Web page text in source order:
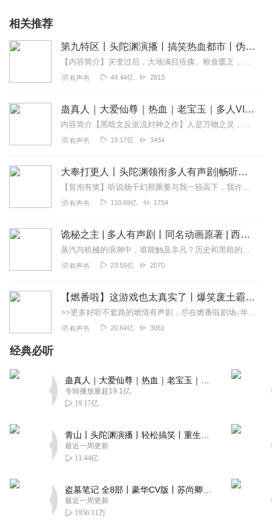
相关推荐
第九特区丨头陀渊演播丨搞笑热血都市丨伪戒丨VIP免费多人有声剧
【内容简介】灾变过后，大地满目疮痍。粮食匮乏，资源紧俏，局势混乱……一位从待规划区杀出来的青年，背对着漫天黄沙，孤身来到九区谋生，却不曾想偶然结识三五好友，一念...
有声书 44.44亿 2813
蛊真人｜大爱仙尊｜热血｜老宝玉｜多人VIP免费有声剧
内容简介【黑暗文反派流封神之作】人是万物之灵，蛊是天地真精。一个穿越者不断重生的故事。一个养蛊、炼蛊、用蛊的奇特世界。配音组（男角色）老宝玉旁白...
有声书 19.17亿 3434
大奉打更人丨头陀渊领衔多人有声剧|畅听全集|王鹤棣、田曦薇主演影视剧原著|卖报小郎君
【冒泡有奖】听说杨千幻那厮要与我一较高下，我许七安要开始装叉了！快进入声音播放页戳下方输入框，冒个泡偷偷告诉我，我要用哪些诗词才能胜过他？说得好的，有赏！202...
有声书 110.69亿 1754
诡秘之主 | 多人有声剧丨同名动画原著 | 西幻克苏鲁 | 乌贼作品
蒸汽与机械的浪潮中，谁能触及非凡？历史和黑暗的迷雾里，又是谁在耳语？我从诡秘中醒来，睁眼看见这个世界：枪械，大炮，巨舰，飞空艇，差分机；魔药，占卜，诅咒，倒吊人...
有声书 23.55亿 2070
【燃番啦】这游戏也太真实了丨爆笑废土霸榜神作丨紫襟剧社制作
>>更多好听不套路的燃情有声剧，尽在燃番啦剧场↓年度重磅推荐本专辑为VIP免费专辑每天上午10点5集更新，订阅可以听到最新内容哦！每周抽一个专辑五星优质评论送...
有声书 20.64亿 3061
经典必听
专辑播放量超19.1亿
19.17亿
最近一周更新
11.44亿
最近一周更新
1956.11万